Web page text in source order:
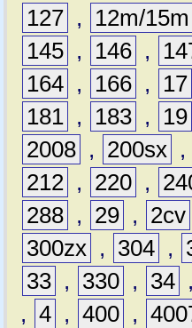
127 , 12m/15m
145 , 146 ,
164 , 166 , 17
181 , 183 , 19
2008 , 200sx ,
212 , 220 ,
288 , 29 , 2cv
300zx , 304 ,
33 , 330 , 34 ,
, 4 , 400 ,